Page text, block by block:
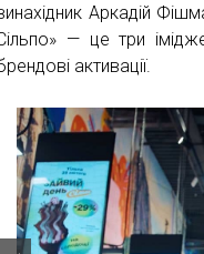
Аркадій
— це три
активації.